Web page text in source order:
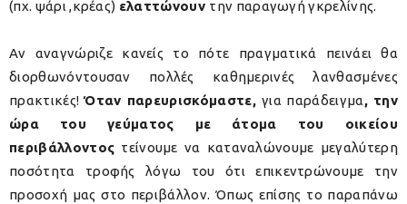
(πχ. ψάρι ,κρέας) ελαττώνουν την παραγωγή γκρελίνης.
Αν αναγνώριζε κανείς το πότε πραγματικά πεινάει θα
διορθωνόντουσαν πολλές καθημερινές λανθασμένες
πρακτικές!Όταν παρευρισκόμαστε,για παράδειγμα, την
ώρα του γεύματος με άτομα του οικείου
περιβάλλοντος τείνουμε να καταναλώνουμε μεγαλύτερη
ποσότητα τροφής λόγω του ότι επικεντρώνουμε την
προσοχή μας στο περιβάλλον. Όπως επίσης το παραπάνω